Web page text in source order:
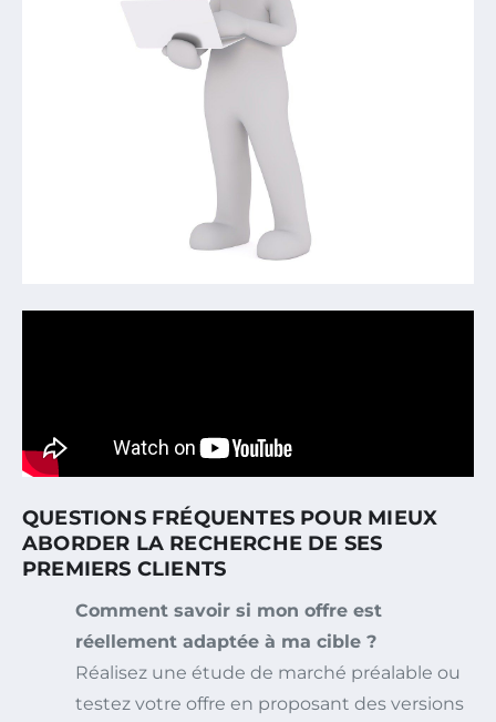
QUESTIONS FRÉQUENTES POUR MIEUX
ABORDER LA RECHERCHE DE SES
PREMIERS CLIENTS
Comment savoir si mon offre est
réellement adaptée à ma cible ?
Réalisez une étude de marché préalable ou
testez votre offre en proposant des versions